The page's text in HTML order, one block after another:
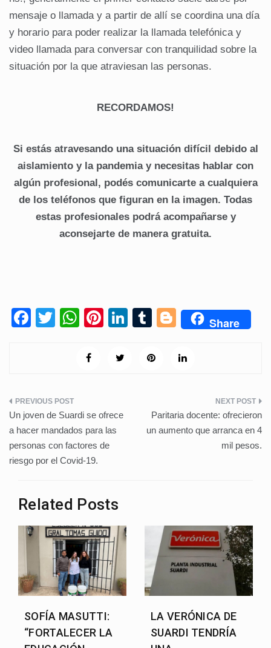
mensaje o llamada y a partir de allí se coordina una día
y horario para poder realizar la llamada telefónica y
video llamada para conversar con tranquilidad sobre la
situación por la que atraviesan las personas.
RECORDAMOS!
Si estás atravesando una situación difícil debido al
aislamiento y la pandemia y necesitas hablar con
algún profesional, podés comunicarte a cualquiera
de los teléfonos que figuran en la imagen. Todas
estas profesionales podrá acompañarse y
aconsejarte de manera gratuita.
F
b
o
o
k
T
W
at
p
p
Pi
er
Li
T
m
Bl
g
Share
Navegación
de
entradas
Un joven de Suardi se ofrece
a hacer mandados para las
personas con factores de
riesgo por el Covid-19.
Paritaria docente: ofrecieron
un aumento que arranca en 4
mil pesos.
Related Posts
SOFÍA MASUTTI:
“FORTALECER LA
LA VERÓNICA DE
SUARDI TENDRÍA